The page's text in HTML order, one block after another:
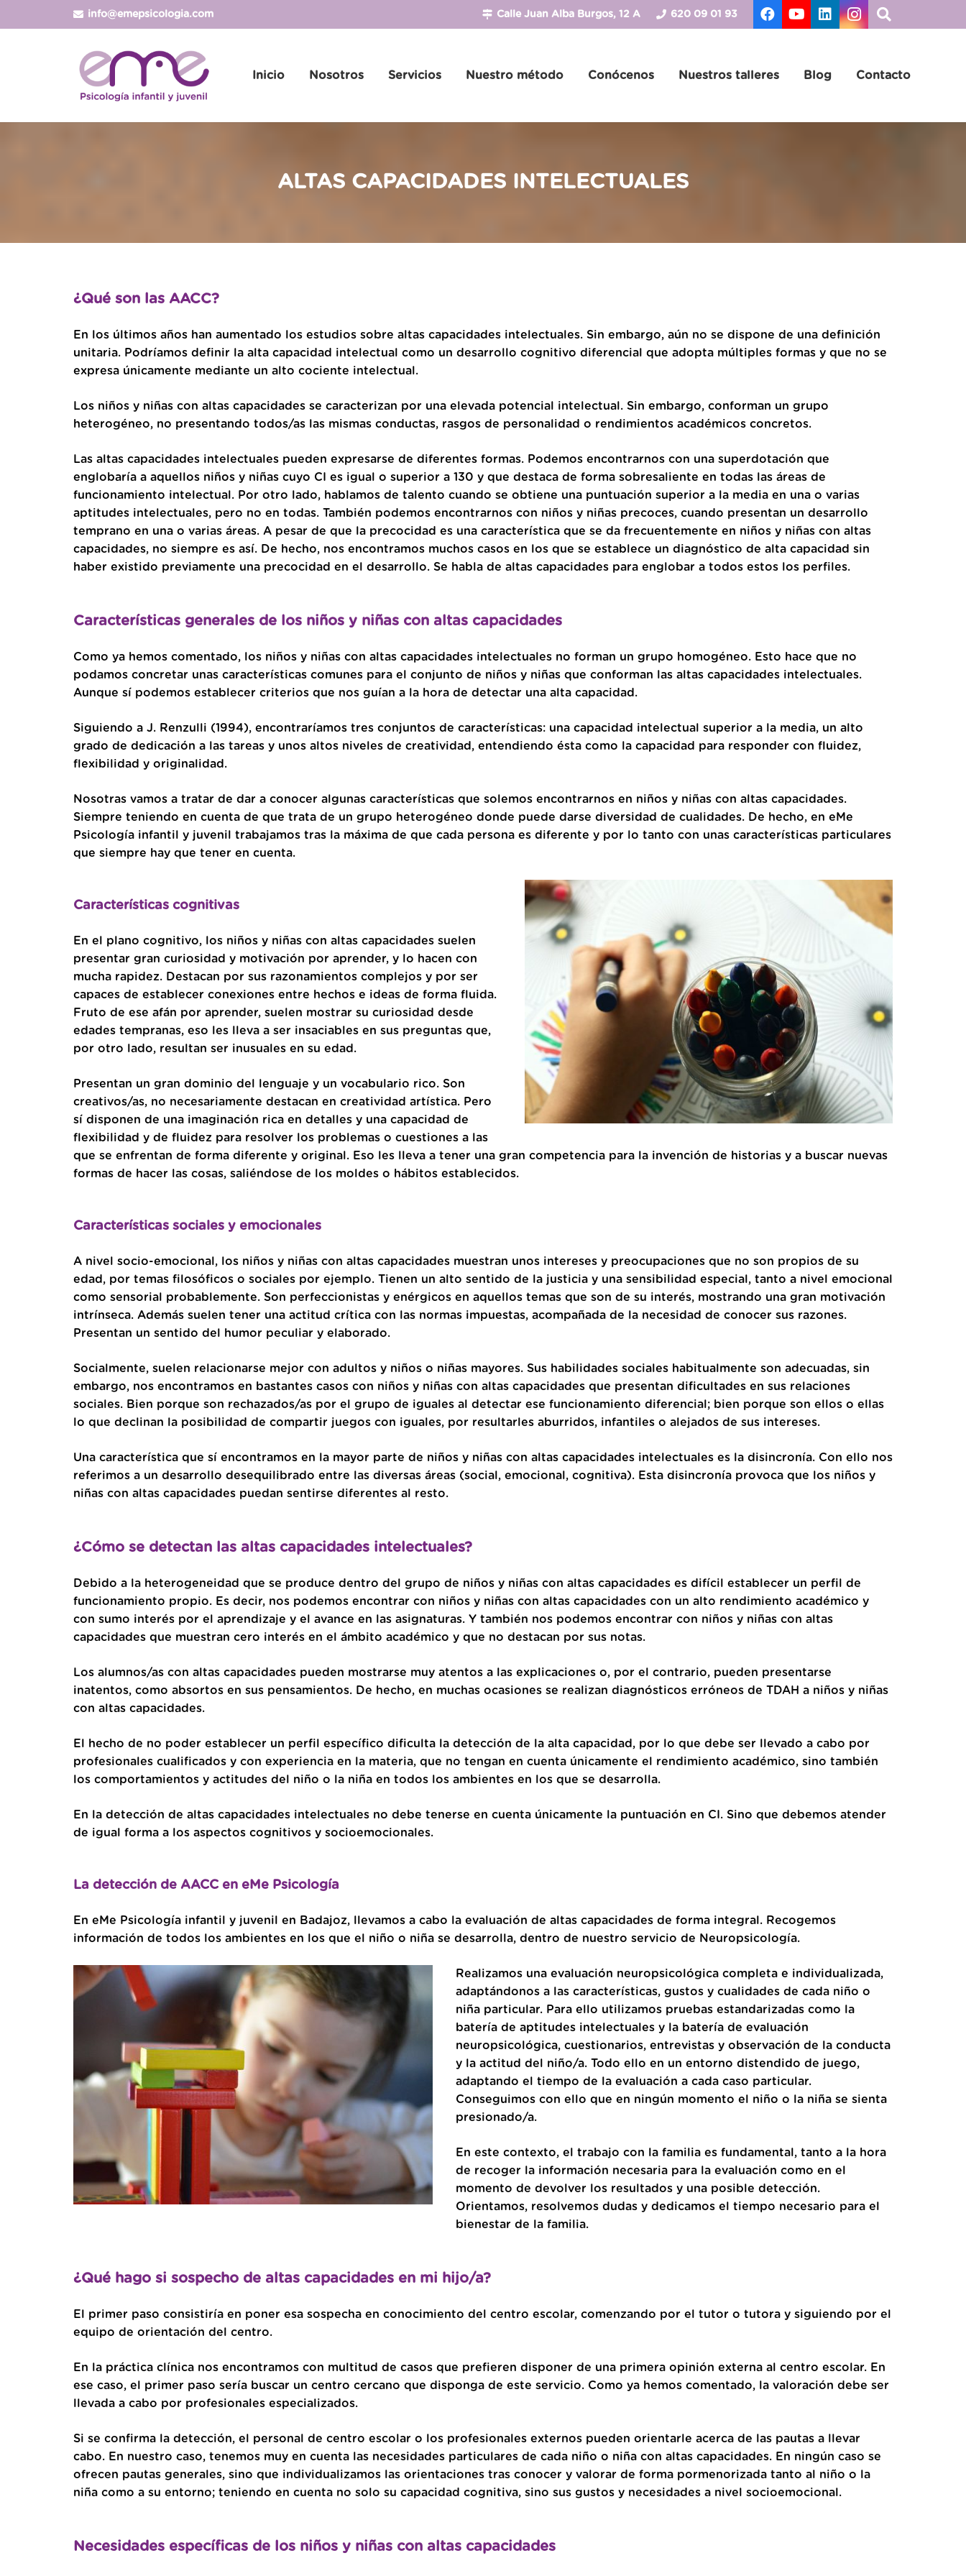
info@emepsicologia.com Calle Juan Alba Burgos, 12 A 620 09 01 93
Inicio Nosotros Servicios Nuestro método Conócenos Nuestros talleres Blog Contacto
ALTAS CAPACIDADES INTELECTUALES
¿Qué son las AACC?
En los últimos años han aumentado los estudios sobre altas capacidades intelectuales. Sin embargo, aún no se dispone de una definición
unitaria. Podríamos definir la alta capacidad intelectual como un desarrollo cognitivo diferencial que adopta múltiples formas y que no se
expresa únicamente mediante un alto cociente intelectual.
Los niños y niñas con altas capacidades se caracterizan por una elevada potencial intelectual. Sin embargo, conforman un grupo
heterogéneo, no presentando todos/as las mismas conductas, rasgos de personalidad o rendimientos académicos concretos.
Las altas capacidades intelectuales pueden expresarse de diferentes formas. Podemos encontrarnos con una superdotación que
englobaría a aquellos niños y niñas cuyo CI es igual o superior a 130 y que destaca de forma sobresaliente en todas las áreas de
funcionamiento intelectual. Por otro lado, hablamos de talento cuando se obtiene una puntuación superior a la media en una o varias
aptitudes intelectuales, pero no en todas. También podemos encontrarnos con niños y niñas precoces, cuando presentan un desarrollo
temprano en una o varias áreas. A pesar de que la precocidad es una característica que se da frecuentemente en niños y niñas con altas
capacidades, no siempre es así. De hecho, nos encontramos muchos casos en los que se establece un diagnóstico de alta capacidad sin
haber existido previamente una precocidad en el desarrollo. Se habla de altas capacidades para englobar a todos estos los perfiles.
Características generales de los niños y niñas con altas capacidades
Como ya hemos comentado, los niños y niñas con altas capacidades intelectuales no forman un grupo homogéneo. Esto hace que no
podamos concretar unas características comunes para el conjunto de niños y niñas que conforman las altas capacidades intelectuales.
Aunque sí podemos establecer criterios que nos guían a la hora de detectar una alta capacidad.
Siguiendo a J. Renzulli (1994), encontraríamos tres conjuntos de características: una capacidad intelectual superior a la media, un alto
grado de dedicación a las tareas y unos altos niveles de creatividad, entendiendo ésta como la capacidad para responder con fluidez,
flexibilidad y originalidad.
Nosotras vamos a tratar de dar a conocer algunas características que solemos encontrarnos en niños y niñas con altas capacidades.
Siempre teniendo en cuenta de que trata de un grupo heterogéneo donde puede darse diversidad de cualidades. De hecho, en eMe
Psicología infantil y juvenil trabajamos tras la máxima de que cada persona es diferente y por lo tanto con unas características particulares
que siempre hay que tener en cuenta.
Características cognitivas
En el plano cognitivo, los niños y niñas con altas capacidades suelen
presentar gran curiosidad y motivación por aprender, y lo hacen con
mucha rapidez. Destacan por sus razonamientos complejos y por ser
capaces de establecer conexiones entre hechos e ideas de forma fluida.
Fruto de ese afán por aprender, suelen mostrar su curiosidad desde
edades tempranas, eso les lleva a ser insaciables en sus preguntas que,
por otro lado, resultan ser inusuales en su edad.
Presentan un gran dominio del lenguaje y un vocabulario rico. Son
creativos/as, no necesariamente destacan en creatividad artística. Pero
sí disponen de una imaginación rica en detalles y una capacidad de
flexibilidad y de fluidez para resolver los problemas o cuestiones a las
que se enfrentan de forma diferente y original. Eso les lleva a tener una gran competencia para la invención de historias y a buscar nuevas
formas de hacer las cosas, saliéndose de los moldes o hábitos establecidos.
Características sociales y emocionales
A nivel socio-emocional, los niños y niñas con altas capacidades muestran unos intereses y preocupaciones que no son propios de su
edad, por temas filosóficos o sociales por ejemplo. Tienen un alto sentido de la justicia y una sensibilidad especial, tanto a nivel emocional
como sensorial probablemente. Son perfeccionistas y enérgicos en aquellos temas que son de su interés, mostrando una gran motivación
intrínseca. Además suelen tener una actitud crítica con las normas impuestas, acompañada de la necesidad de conocer sus razones.
Presentan un sentido del humor peculiar y elaborado.
Socialmente, suelen relacionarse mejor con adultos y niños o niñas mayores. Sus habilidades sociales habitualmente son adecuadas, sin
embargo, nos encontramos en bastantes casos con niños y niñas con altas capacidades que presentan dificultades en sus relaciones
sociales. Bien porque son rechazados/as por el grupo de iguales al detectar ese funcionamiento diferencial; bien porque son ellos o ellas
lo que declinan la posibilidad de compartir juegos con iguales, por resultarles aburridos, infantiles o alejados de sus intereses.
Una característica que sí encontramos en la mayor parte de niños y niñas con altas capacidades intelectuales es la disincronía. Con ello nos
referimos a un desarrollo desequilibrado entre las diversas áreas (social, emocional, cognitiva). Esta disincronía provoca que los niños y
niñas con altas capacidades puedan sentirse diferentes al resto.
¿Cómo se detectan las altas capacidades intelectuales?
Debido a la heterogeneidad que se produce dentro del grupo de niños y niñas con altas capacidades es difícil establecer un perfil de
funcionamiento propio. Es decir, nos podemos encontrar con niños y niñas con altas capacidades con un alto rendimiento académico y
con sumo interés por el aprendizaje y el avance en las asignaturas. Y también nos podemos encontrar con niños y niñas con altas
capacidades que muestran cero interés en el ámbito académico y que no destacan por sus notas.
Los alumnos/as con altas capacidades pueden mostrarse muy atentos a las explicaciones o, por el contrario, pueden presentarse
inatentos, como absortos en sus pensamientos. De hecho, en muchas ocasiones se realizan diagnósticos erróneos de TDAH a niños y niñas
con altas capacidades.
El hecho de no poder establecer un perfil específico dificulta la detección de la alta capacidad, por lo que debe ser llevado a cabo por
profesionales cualificados y con experiencia en la materia, que no tengan en cuenta únicamente el rendimiento académico, sino también
los comportamientos y actitudes del niño o la niña en todos los ambientes en los que se desarrolla.
En la detección de altas capacidades intelectuales no debe tenerse en cuenta únicamente la puntuación en CI. Sino que debemos atender
de igual forma a los aspectos cognitivos y socioemocionales.
La detección de AACC en eMe Psicología
En eMe Psicología infantil y juvenil en Badajoz, llevamos a cabo la evaluación de altas capacidades de forma integral. Recogemos
información de todos los ambientes en los que el niño o niña se desarrolla, dentro de nuestro servicio de Neuropsicología.
Realizamos una evaluación neuropsicológica completa e individualizada,
adaptándonos a las características, gustos y cualidades de cada niño o
niña particular. Para ello utilizamos pruebas estandarizadas como la
batería de aptitudes intelectuales y la batería de evaluación
neuropsicológica, cuestionarios, entrevistas y observación de la conducta
y la actitud del niño/a. Todo ello en un entorno distendido de juego,
adaptando el tiempo de la evaluación a cada caso particular.
Conseguimos con ello que en ningún momento el niño o la niña se sienta
presionado/a.
En este contexto, el trabajo con la familia es fundamental, tanto a la hora
de recoger la información necesaria para la evaluación como en el
momento de devolver los resultados y una posible detección.
Orientamos, resolvemos dudas y dedicamos el tiempo necesario para el
bienestar de la familia.
¿Qué hago si sospecho de altas capacidades en mi hijo/a?
El primer paso consistiría en poner esa sospecha en conocimiento del centro escolar, comenzando por el tutor o tutora y siguiendo por el
equipo de orientación del centro.
En la práctica clínica nos encontramos con multitud de casos que prefieren disponer de una primera opinión externa al centro escolar. En
ese caso, el primer paso sería buscar un centro cercano que disponga de este servicio. Como ya hemos comentado, la valoración debe ser
llevada a cabo por profesionales especializados.
Si se confirma la detección, el personal de centro escolar o los profesionales externos pueden orientarle acerca de las pautas a llevar
cabo. En nuestro caso, tenemos muy en cuenta las necesidades particulares de cada niño o niña con altas capacidades. En ningún caso se
ofrecen pautas generales, sino que individualizamos las orientaciones tras conocer y valorar de forma pormenorizada tanto al niño o la
niña como a su entorno; teniendo en cuenta no solo su capacidad cognitiva, sino sus gustos y necesidades a nivel socioemocional.
Necesidades específicas de los niños y niñas con altas capacidades